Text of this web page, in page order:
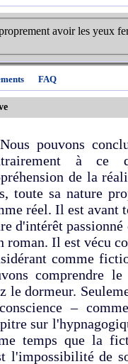
avoir les yeux
FAQ
pouvons
à ce
de la
toute sa nature
réel. Il est avant
d'intérêt
roman. Il est vécu
comme
comprendre
le dormeur.
–
sur
temps que la
l'impossibilité de